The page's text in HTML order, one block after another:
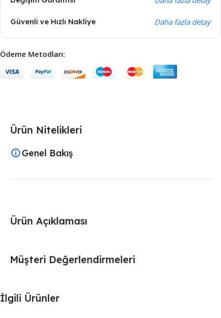
Güvenli ve Hızlı Nakliye Daha fazla detay
Ödeme Metodları:
Ürün Açıklaması
Ürün Nitelikleri
Genel Bakış
Müşteri Değerlendirmeleri
İlgili Ürünler